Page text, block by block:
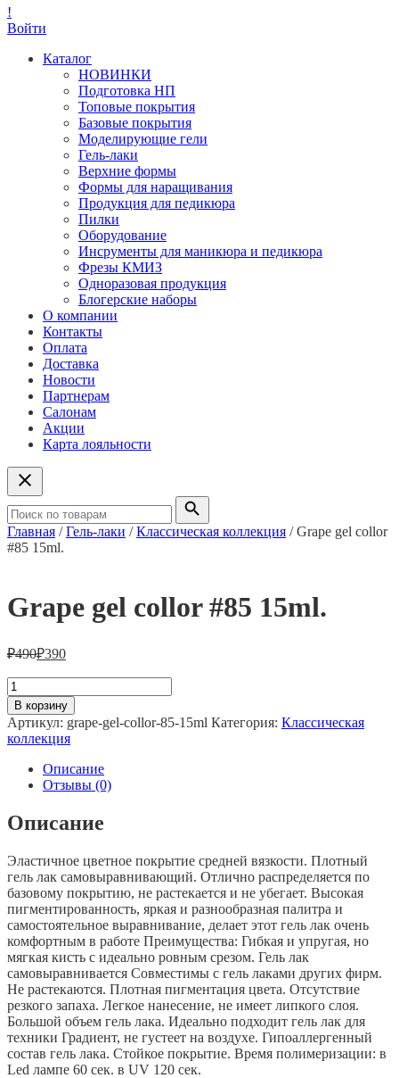
!
Войти
Каталог
НОВИНКИ
Подготовка НП
Топовые покрытия
Базовые покрытия
Моделирующие гели
Гель-лаки
Верхние формы
Формы для наращивания
Продукция для педикюра
Пилки
Оборудование
Инсрументы для маникюра и педикюра
Фрезы КМИЗ
Одноразовая продукция
Блогерские наборы
О компании
Контакты
Оплата
Доставка
Новости
Партнерам
Салонам
Акции
Карта лояльности
Главная /Гель-лаки /Классическая коллекция / Grape gel collor
#85 15ml.
Grape gel collor #85 15ml.
₽490₽390
Количество
товара
Grape
gel
collor
15ml.
В корзину
Артикул: grape-gel-collor-85-15ml Категория: Классическая
коллекция
Описание
Отзывы (0)
Описание
Эластичное цветное покрытие средней вязкости. Плотный
гель лак самовыравнивающий. Отлично распределяется по
базовому покрытию, не растекается и не убегает. Высокая
пигментированность, яркая и разнообразная палитра и
самостоятельное выравнивание, делает этот гель лак очень
комфортным в работе Преимущества: Гибкая и упругая, но
мягкая кисть с идеально ровным срезом. Гель лак
самовыравнивается Совместимы с гель лаками других фирм.
Не растекаются. Плотная пигментация цвета. Отсутствие
резкого запаха. Легкое нанесение, не имеет липкого слоя.
Большой объем гель лака. Идеально подходит гель лак для
техники Градиент, не густеет на воздухе. Гипоаллергенный
состав гель лака. Стойкое покрытие. Время полимеризации: в
Led лампе 60 сек. в UV 120 сек.